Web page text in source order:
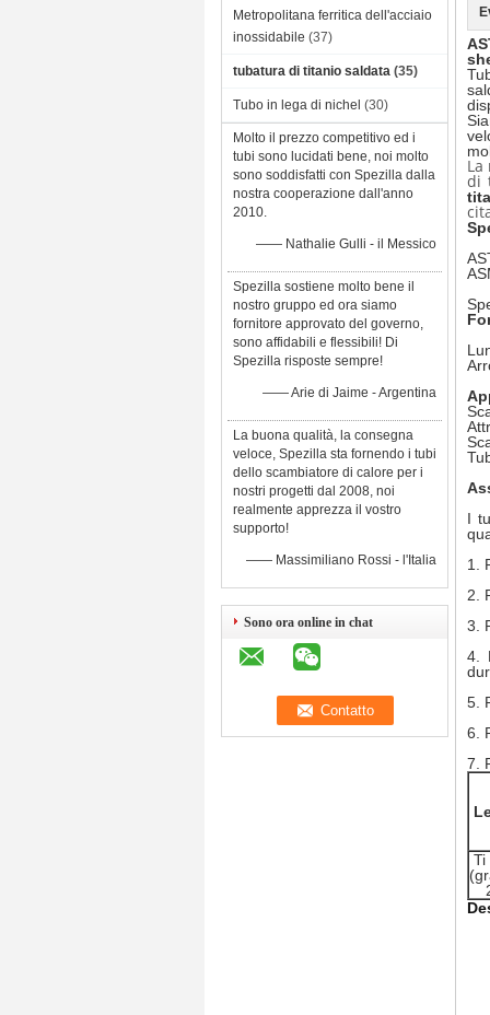
Metropolitana ferritica dell'acciaio
inossidabile (37)
tubatura di titanio saldata (35)
Tubo in lega di nichel (30)
Molto il prezzo competitivo ed i
tubi sono lucidati bene, noi molto
sono soddisfatti con Spezilla dalla
nostra cooperazione dall'anno
2010.
—— Nathalie Gulli - il Messico
Spezilla sostiene molto bene il
nostro gruppo ed ora siamo
fornitore approvato del governo,
sono affidabili e flessibili! Di
Spezilla risposte sempre!
—— Arie di Jaime - Argentina
La buona qualità, la consegna
veloce, Spezilla sta fornendo i tubi
dello scambiatore di calore per i
nostri progetti dal 2008, noi
realmente apprezza il vostro
supporto!
—— Massimiliano Rossi - l'Italia
Sono ora online in chat
di
I
1.
2.
3.
4.
5.
6.
7.
Ti